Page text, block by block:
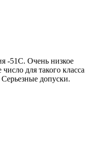
-51С. Очень низкое
для такого класса
допуски.